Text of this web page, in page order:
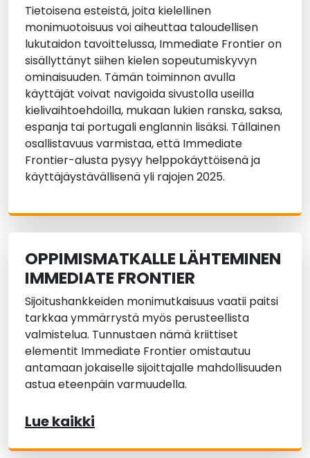
Tietoisena esteistä, joita kielellinen
monimuotoisuus voi aiheuttaa taloudellisen
lukutaidon tavoittelussa, Immediate Frontier on
sisällyttänyt siihen kielen sopeutumiskyvyn
ominaisuuden. Tämän toiminnon avulla
käyttäjät voivat navigoida sivustolla useilla
kielivaihtoehdoilla, mukaan lukien ranska, saksa,
espanja tai portugali englannin lisäksi. Tällainen
osallistavuus varmistaa, että Immediate
Frontier-alusta pysyy helppokäyttöisenä ja
käyttäjäystävällisenä yli rajojen 2025.
OPPIMISMATKALLE LÄHTEMINEN
IMMEDIATE FRONTIER
Sijoitushankkeiden monimutkaisuus vaatii paitsi
tarkkaa ymmärrystä myös perusteellista
valmistelua. Tunnustaen nämä kriittiset
elementit Immediate Frontier omistautuu
antamaan jokaiselle sijoittajalle mahdollisuuden
astua eteenpäin varmuudella.
Lue kaikki